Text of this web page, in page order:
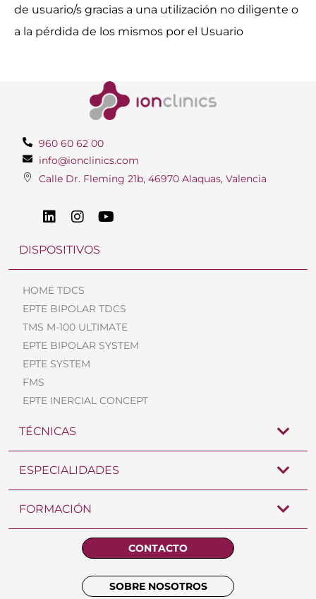
de usuario/s gracias a una utilización no diligente o
a la pérdida de los mismos por el Usuario
960 60 62 00
info@ionclinics.com
Calle Dr. Fleming 21b, 46970 Alaquas, Valencia
DISPOSITIVOS
HOME TDCS
EPTE BIPOLAR TDCS
TMS M-100 ULTIMATE
EPTE BIPOLAR SYSTEM
EPTE SYSTEM
FMS
EPTE INERCIAL CONCEPT
TÉCNICAS
ESPECIALIDADES
FORMACIÓN
CONTACTO
SOBRE NOSOTROS